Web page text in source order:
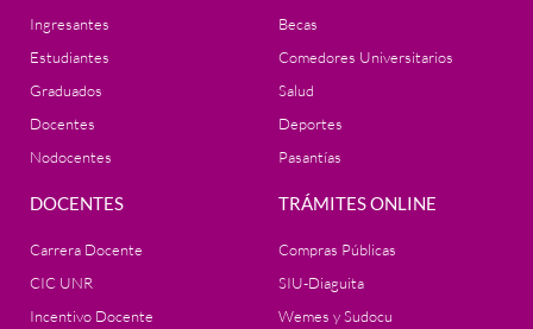
Ingresantes
Estudiantes
Graduados
Docentes
Nodocentes
Becas
Comedores Universitarios
Salud
Deportes
Pasantías
DOCENTES
Carrera Docente
CIC UNR
Incentivo Docente
TRÁMITES ONLINE
Compras Públicas
SIU-Diaguita
Wemes y Sudocu